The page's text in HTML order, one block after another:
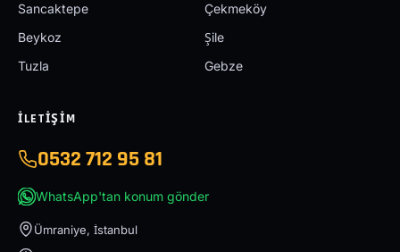
Sancaktepe
Çekmeköy
Beykoz
Şile
Tuzla
Gebze
İLETIŞIM
0532 712 95 81
WhatsApp'tan konum gönder
Ümraniye, İstanbul